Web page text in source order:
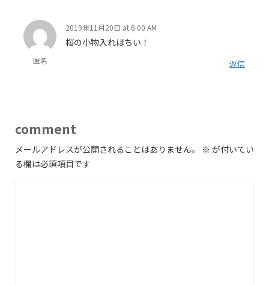
匿名
2019年11月20日 at 6:00 AM
桜の小物入れほちい！
返信
comment
メールアドレスが公開されることはありません。 ※ が付いてい
る欄は必須項目です